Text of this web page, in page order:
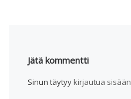
Jätä kommentti
Sinun täytyy kirjautua sisään